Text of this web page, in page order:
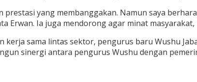
prestasi yang membanggakan. Namun saya
Erwan. Ia juga mendorong agar minat
kerja sama lintas sektor, pengurus baru Wushu
sinergi antara pengurus Wushu dengan